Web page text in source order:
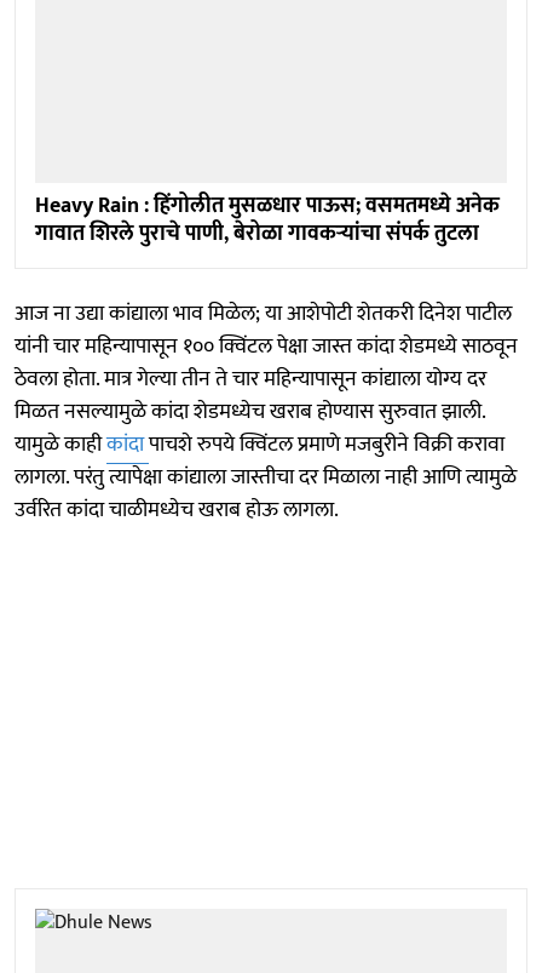
Heavy Rain : हिंगोलीत मुसळधार पाऊस; वसमतमध्ये अनेक
गावात शिरले पुराचे पाणी, बेरोळा गावकऱ्यांचा संपर्क तुटला
आज ना उद्या कांद्याला भाव मिळेल; या आशेपोटी शेतकरी दिनेश पाटील
यांनी चार महिन्यापासून १०० क्विंटल पेक्षा जास्त कांदा शेडमध्ये साठवून
ठेवला होता. मात्र गेल्या तीन ते चार महिन्यापासून कांद्याला योग्य दर
मिळत नसल्यामुळे कांदा शेडमध्येच खराब होण्यास सुरुवात झाली.
यामुळे काहीकांदापाचशे रुपये क्विंटल प्रमाणे मजबुरीने विक्री करावा
लागला. परंतु त्यापेक्षा कांद्याला जास्तीचा दर मिळाला नाही आणि त्यामुळे
उर्वरित कांदा चाळीमध्येच खराब होऊ लागला.